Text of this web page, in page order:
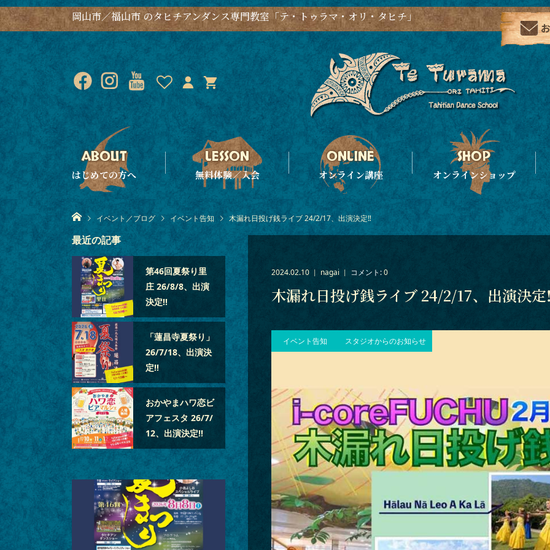
岡山市／福山市 のタヒチアンダンス専門教室「テ・トゥラマ・オリ・タヒチ」
はじめての方へ 無料体験／入会 オンライン講座 オンラインショップ
イベント／ブログ イベント告知 木漏れ日投げ銭ライブ 24/2/17、出演決定‼
2024.02.10 nagai コメント:0
木漏れ日投げ銭ライブ 24/2/17、出演
イベント告知 スタジオからのお知らせ
最近の記事
第46回夏祭り里
庄 26/8/8、出演
決定‼
「蓮昌寺夏祭り」
26/7/18、出演決
定‼
おかやまハワ恋ビ
アフェスタ 26/7/
12、出演決定‼